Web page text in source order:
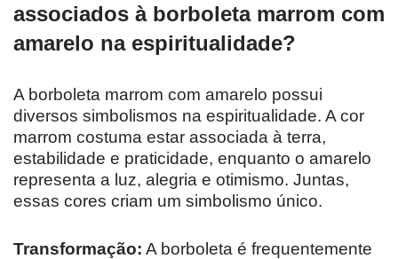
associados à borboleta marrom com
amarelo na espiritualidade?
A borboleta marrom com amarelo possui
diversos simbolismos na espiritualidade. A cor
marrom costuma estar associada à terra,
estabilidade e praticidade, enquanto o amarelo
representa a luz, alegria e otimismo. Juntas,
essas cores criam um simbolismo único.
Transformação: A borboleta é frequentemente